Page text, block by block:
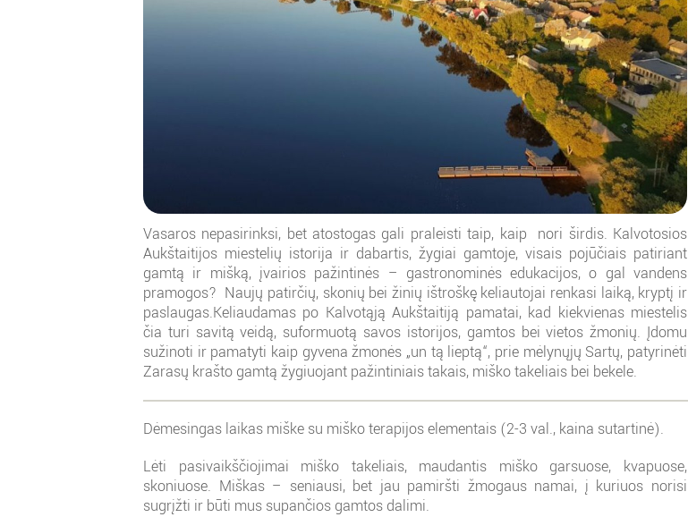
Vasaros nepasirinksi, bet atostogas gali praleisti taip, kaip nori širdis. Kalvotosios
Aukštaitijos miestelių istorija ir dabartis, žygiai gamtoje, visais pojūčiais patiriant
gamtą ir mišką, įvairios pažintinės – gastronominės edukacijos, o gal vandens
pramogos? Naujų patirčių, skonių bei žinių ištroškę keliautojai renkasi laiką, kryptį ir
paslaugas.Keliaudamas po Kalvotąją Aukštaitiją pamatai, kad kiekvienas miestelis
čia turi savitą veidą, suformuotą savos istorijos, gamtos bei vietos žmonių. Įdomu
sužinoti ir pamatyti kaip gyvena žmonės „un tą lieptą“, prie mėlynųjų Sartų, patyrinėti
Zarasų krašto gamtą žygiuojant pažintiniais takais, miško takeliais bei bekele.
Dėmesingas laikas miške su miško terapijos elementais (2-3 val., kaina sutartinė).
Lėti pasivaikščiojimai miško takeliais, maudantis miško garsuose, kvapuose,
skoniuose. Miškas – seniausi, bet jau pamiršti žmogaus namai, į kuriuos norisi
sugrįžti ir būti mus supančios gamtos dalimi.